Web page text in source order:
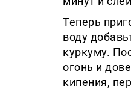
Теперь
воду
куркуму.
огонь и
кипения,